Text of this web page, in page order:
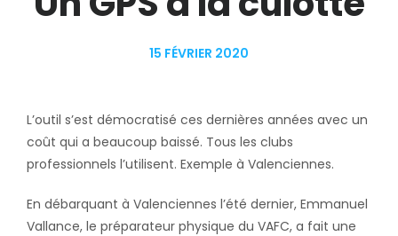
15 FÉVRIER 2020
L’outil s’est démocratisé ces dernières années avec un
coût qui a beaucoup baissé. Tous les clubs
professionnels l’utilisent. Exemple à Valenciennes.
En débarquant à Valenciennes l’été dernier, Emmanuel
Vallance, le préparateur physique du VAFC, a fait une